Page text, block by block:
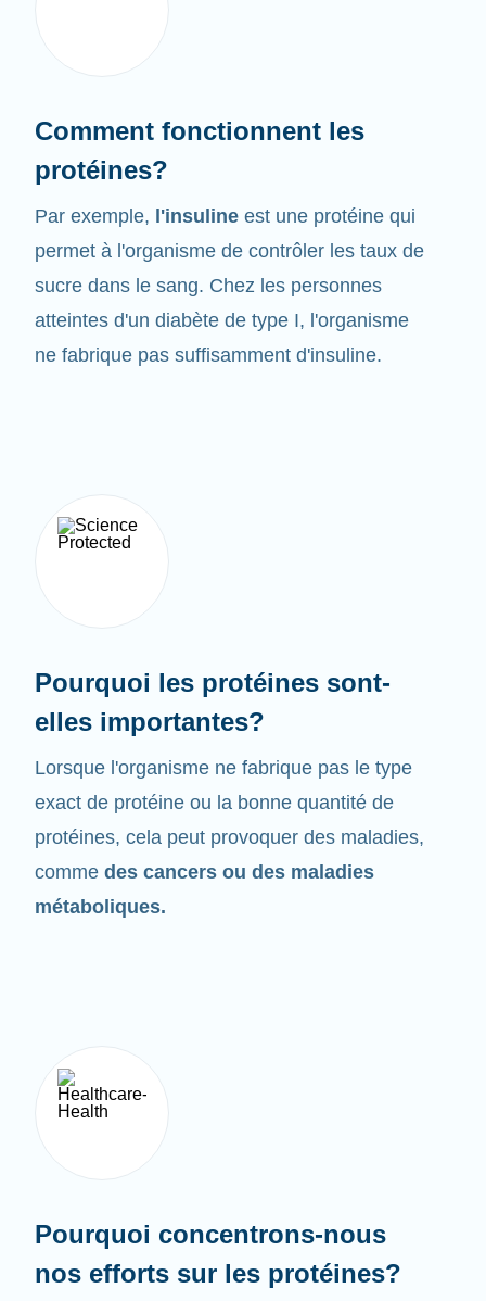
Comment fonctionnent les
protéines?
Par exemple, l'insuline est une protéine qui
permet à l'organisme de contrôler les taux de
sucre dans le sang. Chez les personnes
atteintes d'un diabète de type I, l'organisme
ne fabrique pas suffisamment d'insuline.
Pourquoi les protéines sont-
elles importantes?
Lorsque l'organisme ne fabrique pas le type
exact de protéine ou la bonne quantité de
protéines, cela peut provoquer des maladies,
comme des cancers ou des maladies
métaboliques.
Pourquoi concentrons-nous
nos efforts sur les protéines?